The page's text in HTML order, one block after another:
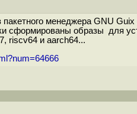
менеджера GNU
сформированы образы для
riscv64 и aarch64...